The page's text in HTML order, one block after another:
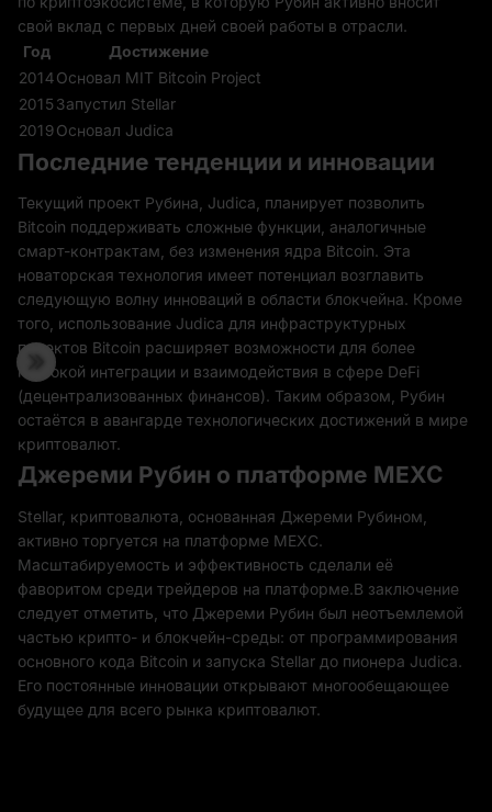
свой вклад с первых дней своей работы в отрасли.
Год
Достижение
2014Основал MIT Bitcoin Project
2015Запустил Stellar
2019Основал Judica
Последние тенденции и инновации
Текущий проект Рубина, Judica, планирует позволить
Bitcoin поддерживать сложные функции, аналогичные
смарт-контрактам, без изменения ядра Bitcoin. Эта
новаторская технология имеет потенциал возглавить
следующую волну инноваций в области блокчейна. Кроме
того, использование Judica для инфраструктурных
проектов Bitcoin расширяет возможности для более
глубокой интеграции и взаимодействия в сфере DeFi
(децентрализованных финансов). Таким образом, Рубин
остаётся в авангарде технологических достижений в мире
криптовалют.
Джереми Рубин о платформе MEXC
Stellar, криптовалюта, основанная Джереми Рубином,
активно торгуется на платформе MEXC.
Масштабируемость и эффективность сделали её
фаворитом среди трейдеров на платформе.В заключение
следует отметить, что Джереми Рубин был неотъемлемой
частью крипто- и блокчейн-среды: от программирования
основного кода Bitcoin и запуска Stellar до пионера Judica.
Его постоянные инновации открывают многообещающее
будущее для всего рынка криптовалют.